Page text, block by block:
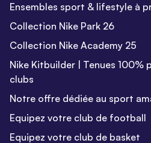
Ensembles sport & lifestyle à
Collection Nike Park 26
Collection Nike Academy 25
Nike Kitbuilder | Tenues 100%
clubs
Notre offre dédiée au sport
Equipez votre club de football
Equipez votre club de basket